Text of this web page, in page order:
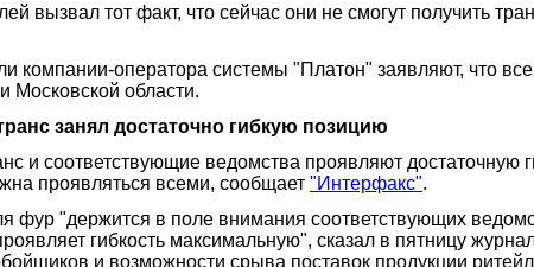
вызвал тот факт, что сейчас они не смогут получить
компании-оператора системы "Платон" заявляют, что
Московской области.
занял достаточно гибкую позицию
и соответствующие ведомства проявляют
проявляться всеми, сообщает "Интерфакс".
фур "держится в поле внимания соответствующих
гибкость максимальную", сказал в пятницу
и возможности срыва поставок продукции